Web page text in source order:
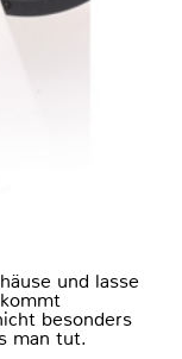
und lasse
besonders
man tut.